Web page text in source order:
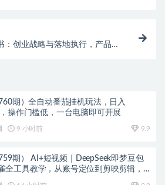
：创业战略与落地执行，产品流
期）全自动番茄挂机玩法，日入
操作门槛低，一台电脑即可开展
9 小时前 9.9
期） AI+短视频｜DeepSeek即梦豆包
全工具教学，从账号定位到剪映剪辑，